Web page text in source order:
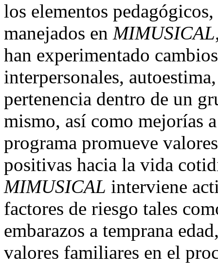
los elementos
manejados en MIMUSICAL
han experimentado
interpersonales,
pertenencia dentro de un
mismo, así como mejorías
programa promueve
positivas hacia la vida
MIMUSICAL interviene
factores de riesgo tales
embarazos a temprana
valores familiares en el